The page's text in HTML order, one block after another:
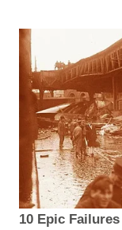
10 Epic